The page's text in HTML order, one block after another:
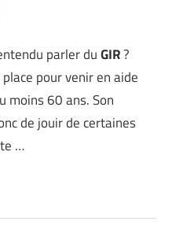
parler duGIR?
pour venir en aide
moins 60 ans. Son
de jouir de certaines
…